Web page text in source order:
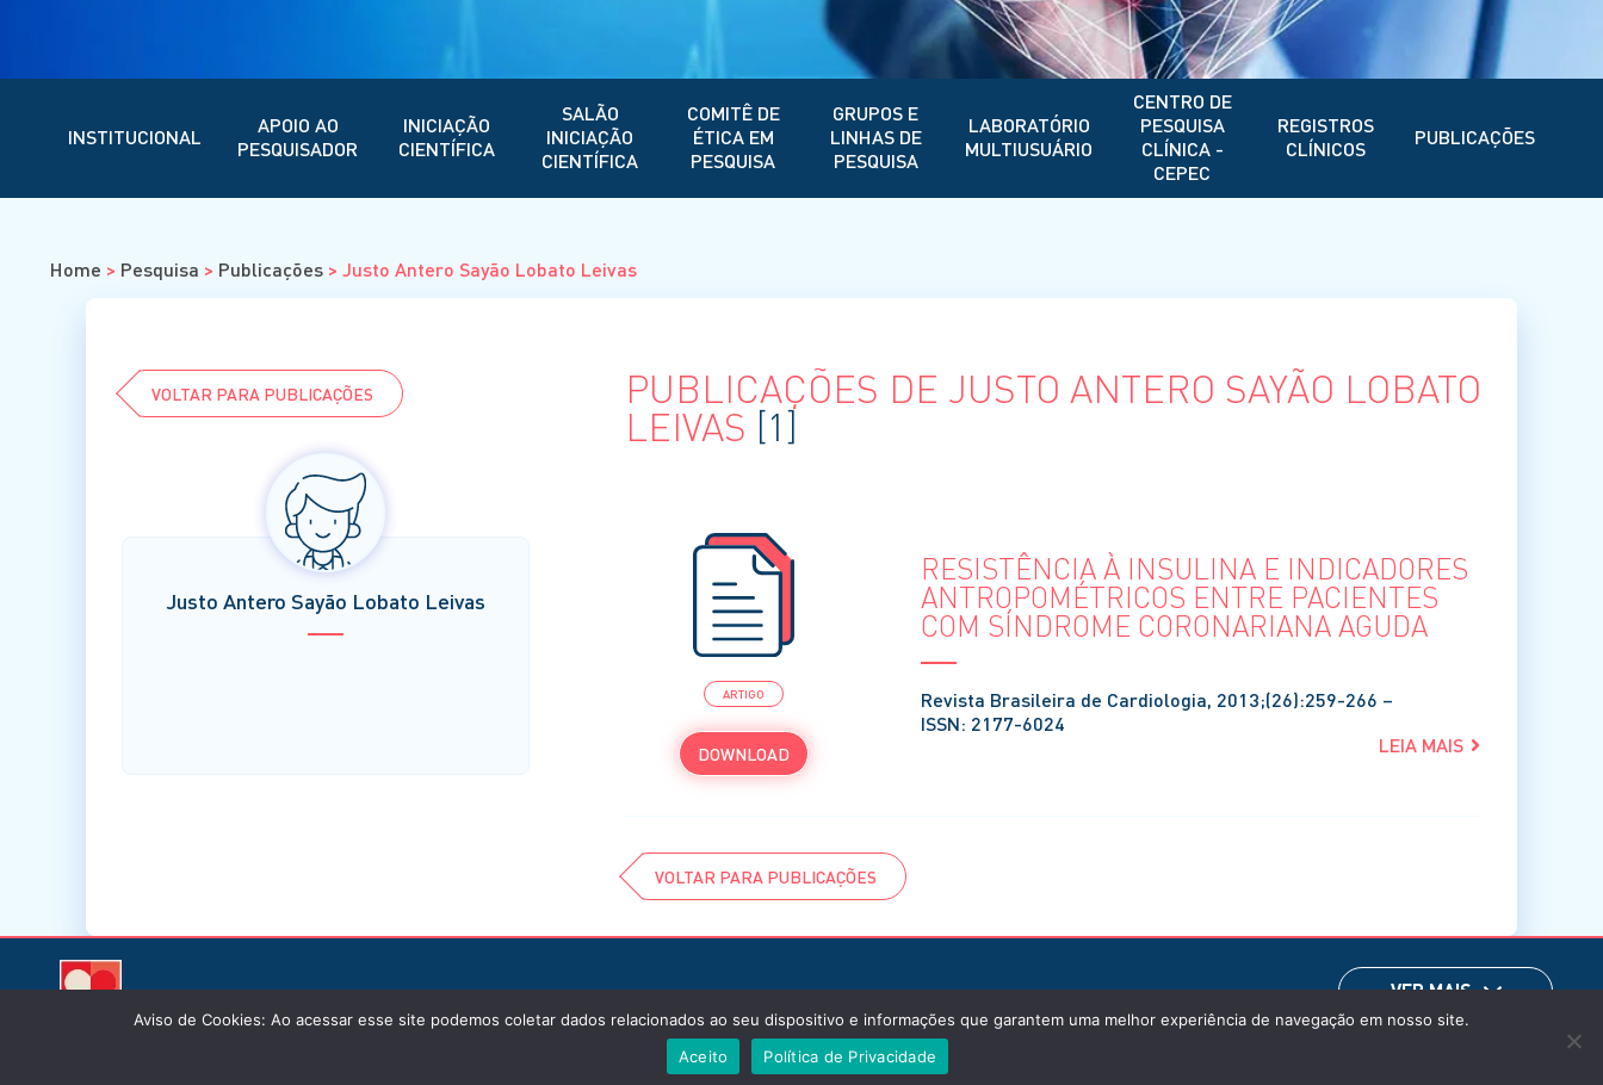
INSTITUCIONAL
APOIO AO
PESQUISADOR
INICIAÇÃO
CIENTÍFICA
SALÃO
INICIAÇÃO
CIENTÍFICA
COMITÊ DE
ÉTICA EM
PESQUISA
GRUPOS E
LINHAS DE
PESQUISA
LABORATÓRIO
MULTIUSUÁRIO
CENTRO DE
PESQUISA
CLÍNICA -
CEPEC
REGISTROS
CLÍNICOS
PUBLICAÇÕES
Home > Pesquisa > Publicações > Justo Antero Sayão Lobato Leivas
VOLTAR PARA PUBLICAÇÕES
Justo Antero Sayão Lobato Leivas
PUBLICAÇÕES DE JUSTO ANTERO SAYÃO LOBATO
LEIVAS [1]
ARTIGO
DOWNLOAD
RESISTÊNCIA À INSULINA E INDICADORES
ANTROPOMÉTRICOS ENTRE PACIENTES
COM SÍNDROME CORONARIANA AGUDA
Revista Brasileira de Cardiologia, 2013;(26):259-266 –
ISSN: 2177-6024
LEIA MAIS
VOLTAR PARA PUBLICAÇÕES
VER MAIS
© Instituto de Cardiologia / 2026 / Todos os Direitos Reservados
Aviso de Cookies: Ao acessar esse site podemos coletar dados relacionados ao seu dispositivo e informações que garantem uma melhor experiência de navegação em nosso site.
Aceito
Política de Privacidade